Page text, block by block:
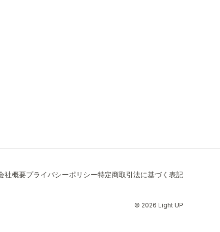
社概要プライバシーポリシー特定商取引法に基づく表記
© 2026 Light UP